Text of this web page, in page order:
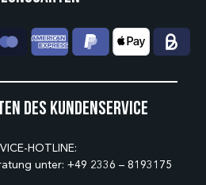
des Kundenservice
HOTLINE:
unter: +49 2336 – 8193175